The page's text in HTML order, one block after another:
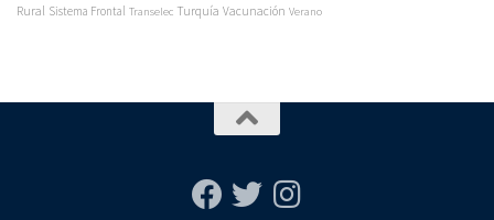
Rural Sistema Frontal Transelec Turquía Vacunación Verano